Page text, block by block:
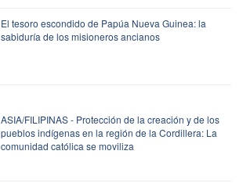
El tesoro escondido de Papúa Nueva Guinea: la
sabiduría de los misioneros ancianos
ASIA/FILIPINAS - Protección de la creación y de los
pueblos indígenas en la región de la Cordillera: La
comunidad católica se moviliza